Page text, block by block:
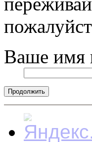
Ваше имя